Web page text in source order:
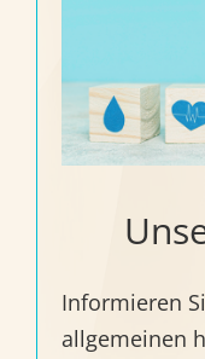
Informieren
allgemeinen